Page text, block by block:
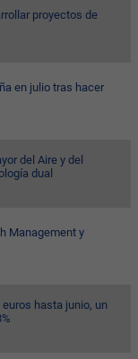
proyectos de
en julio tras hacer
del Aire y del
dual
Management y
hasta junio, un